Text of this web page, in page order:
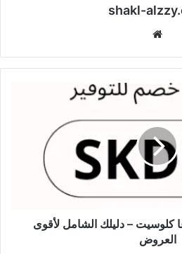
shakl-
مع فوغا كلوسيت – دليلك الشامل لأقوى
العروض